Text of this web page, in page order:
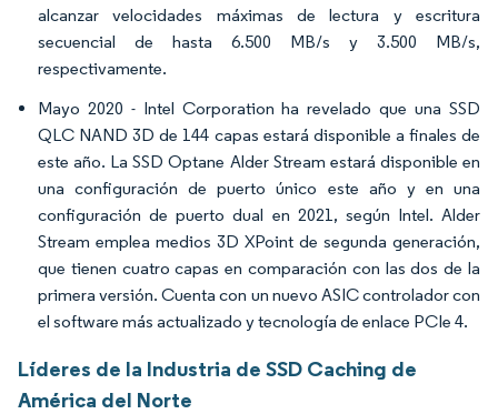
alcanzar velocidades máximas de lectura y escritura
secuencial de hasta 6.500 MB/s y 3.500 MB/s,
respectivamente.
Mayo 2020 - Intel Corporation ha revelado que una SSD
QLC NAND 3D de 144 capas estará disponible a finales de
este año. La SSD Optane Alder Stream estará disponible en
una configuración de puerto único este año y en una
configuración de puerto dual en 2021, según Intel. Alder
Stream emplea medios 3D XPoint de segunda generación,
que tienen cuatro capas en comparación con las dos de la
primera versión. Cuenta con un nuevo ASIC controlador con
el software más actualizado y tecnología de enlace PCIe 4.
Líderes de la Industria de SSD Caching de
América del Norte